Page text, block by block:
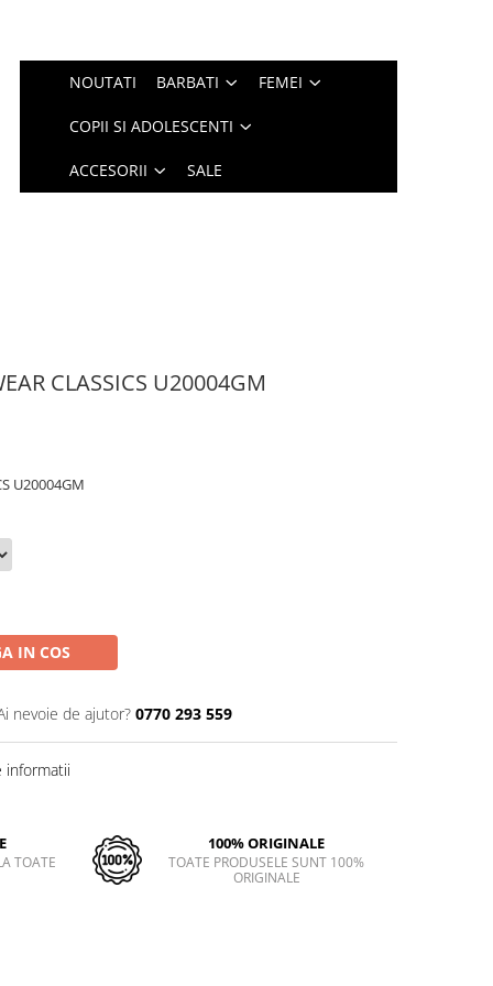
NOUTATI BARBATI FEMEI
COPII SI ADOLESCENTI
ACCESORII SALE
CLASSICS U20004GM
U20004GM
IN COS
nevoie de ajutor? 0770 293 559
informatii
TOATE
100% ORIGINALE
TOATE PRODUSELE SUNT 100%
ORIGINALE